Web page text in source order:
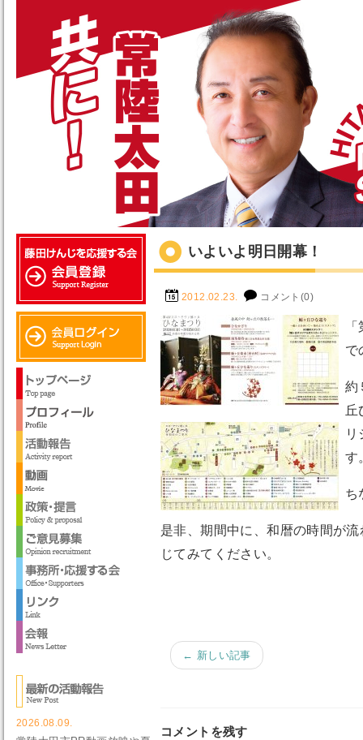
いよいよ明日開幕！
2012.02.23. コメント(0)
で
約
す
ち
是非、期間中に、和暦の時間が
じてみてください。
← 新しい記事
コメントを残す
2026.08.09.